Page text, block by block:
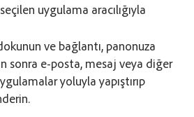
uygulama aracılığıyla
ve bağlantı, panonuza
sonra e-posta, mesaj veya diğer
yoluyla yapıştırıp